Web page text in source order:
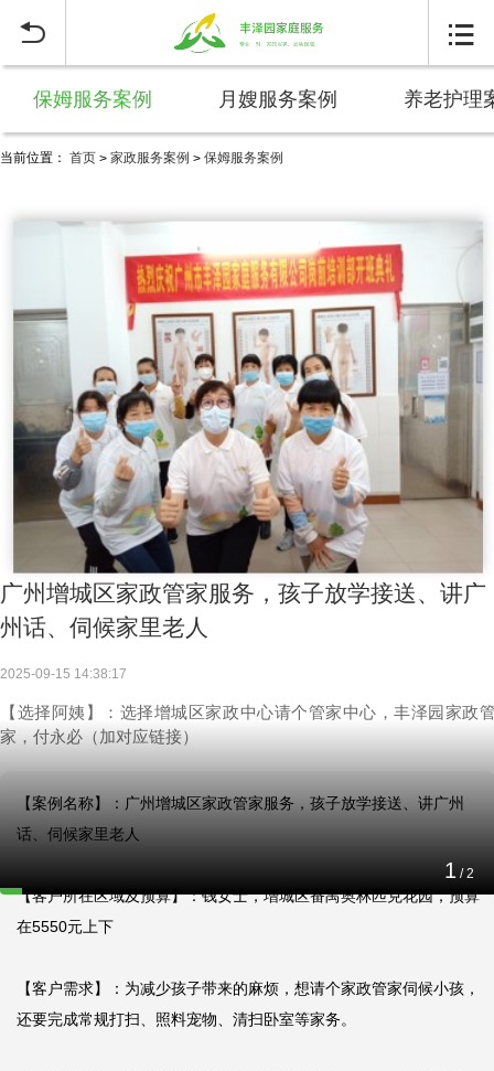
 
保姆服务案例 月嫂服务案例 养老护理
当前位置： 首页 > 家政服务案例 > 保姆服务案例
1 /2
广州增城区家政管家服务，孩子放学接送、讲广
州话、伺候家里老人
2025-09-15 14:38:17
【选择阿姨】：选择增城区家政中心请个管家中心，丰泽园家政
家，付永必（加对应链接）
【案例名称】：广州增城区家政管家服务，孩子放学接送、讲广州
话、伺候家里老人
【客户所在区域及预算】：钱女士，增城区番禺奥林匹克花园，预算
在5550元上下
【客户需求】：为减少孩子带来的麻烦，想请个家政管家伺候小孩，
还要完成常规打扫、照料宠物、清扫卧室等家务。